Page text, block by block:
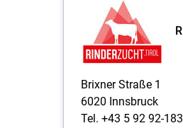
Brixner Straße 1
6020 Innsbruck
Tel. +43 5 92 92-